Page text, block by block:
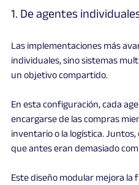
1. De agentes
Las implementaciones más
individuales, sino sistemas
un objetivo compartido.
En esta configuración, cada
encargarse de las compras
inventario o la logística.
que antes eran demasiado
Este diseño modular mejora la